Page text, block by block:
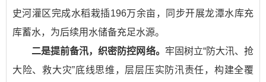
史河灌区完成水稻栽插196万余亩，同步开展龙潭水库充
库蓄水，为后续用水储备充足水源。
二是提前备汛，织密防控网络。 牢固树立“防大汛、抢
大险、救大灾”底线思维，层层压实防汛责任，构建全覆